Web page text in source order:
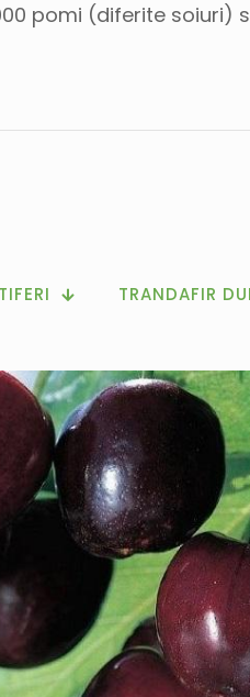
pomi (diferite
TRANDAFIR